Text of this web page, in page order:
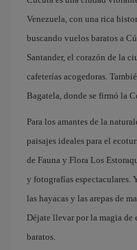
Venezuela, con una rica
buscando vuelos baratos a
Santander, el corazón de la
cafeterías acogedoras.
Bagatela, donde se firmó la
Para los amantes de la
paisajes ideales para el
de Fauna y Flora Los
y fotografías espectaculares.
las hayacas y las arepas de
Déjate llevar por la magia de
baratos.